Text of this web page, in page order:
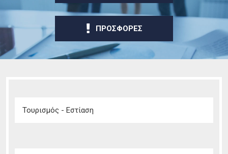
ΠΡΟΣΦΟΡΕΣ